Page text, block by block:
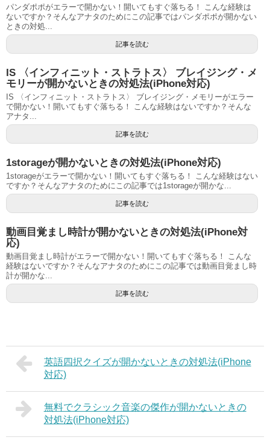
パンダポポがエラーで開かない！開いてもすぐ落ちる！ こんな経験は
ないですか？そんなアナタのためにこの記事ではパンダポポが開かない
ときの対処...
記事を読む
IS 〈インフィニット・ストラトス〉 ブレイジング・メ
モリーが開かないときの対処法(iPhone対応)
IS 〈インフィニット・ストラトス〉 ブレイジング・メモリーがエラー
で開かない！開いてもすぐ落ちる！ こんな経験はないですか？そんな
アナタ...
記事を読む
1storageが開かないときの対処法(iPhone対応)
1storageがエラーで開かない！開いてもすぐ落ちる！ こんな経験はない
ですか？そんなアナタのためにこの記事では1storageが開かな...
記事を読む
動画目覚まし時計が開かないときの対処法(iPhone対
応)
動画目覚まし時計がエラーで開かない！開いてもすぐ落ちる！ こんな
経験はないですか？そんなアナタのためにこの記事では動画目覚まし時
計が開かな...
記事を読む
英語四択クイズが開かないときの対処法(iPhone
対応)
無料でクラシック音楽の傑作が開かないときの
対処法(iPhone対応)